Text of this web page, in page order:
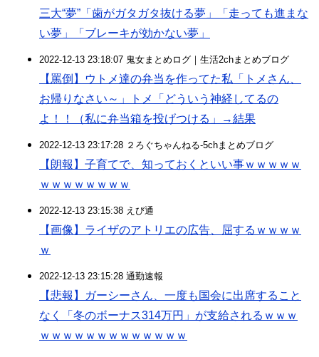
三大“夢”「歯がガタガタ抜ける夢」「走っても進まな
い夢」「ブレーキが効かない夢」
2022-12-13 23:18:07 鬼女まとめログ｜生活2chまとめブログ
【罵倒】ウトメ達の弁当を作ってた私「トメさん、
お帰りなさい～」トメ「どういう神経してるの
よ！！（私に弁当箱を投げつける」→結果
2022-12-13 23:17:28 ２ろぐちゃんねる-5chまとめブログ
【朗報】子育てで、知っておくといい事ｗｗｗｗｗ
ｗｗｗｗｗｗｗｗ
2022-12-13 23:15:38 えび通
【画像】ライザのアトリエの広告、屈するｗｗｗｗ
ｗ
2022-12-13 23:15:28 通勤速報
【悲報】ガーシーさん、一度も国会に出席すること
なく「冬のボーナス314万円」が支給されるｗｗｗ
ｗｗｗｗｗｗｗｗｗｗｗｗｗ